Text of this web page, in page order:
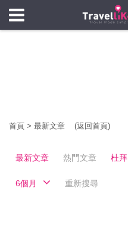
首頁 > 最新文章 (返回首頁)
最新文章 熱門文章 杜拜
6個月 重新搜尋